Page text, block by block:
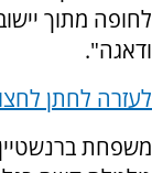
לחופה מתוך
ודאגה".
לעזרה לחתן
משפחת